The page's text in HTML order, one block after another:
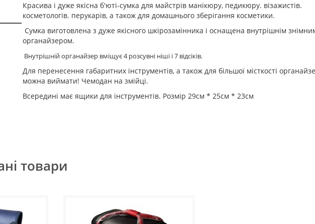
Красива і дуже якісна б'юті-сумка для майстрів манікюру, педикюру. візажистів.
косметологів. перукарів, а також для домашнього зберігання косметики.
Сумка виготовлена з дуже якісного шкірозамінника і оснащена внутрішнім
органайзером.
Внутрішній органайзер вміщує 4 розсувні ніші і 7 відсіків.
Для перенесення габаритних інструментів, а також для більшої місткості
можна виймати! Чемодан на змійці.
Всередині має ящики для інструментів. Розмір 29см * 25см * 23см
товари